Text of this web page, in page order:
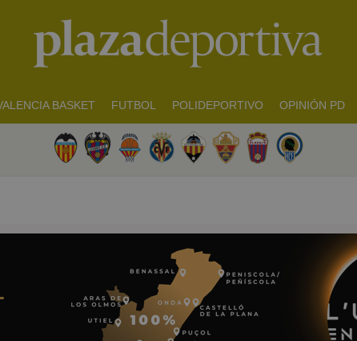
BASKET FUTBOL POLIDEPORTIVO OPINIÓN PD